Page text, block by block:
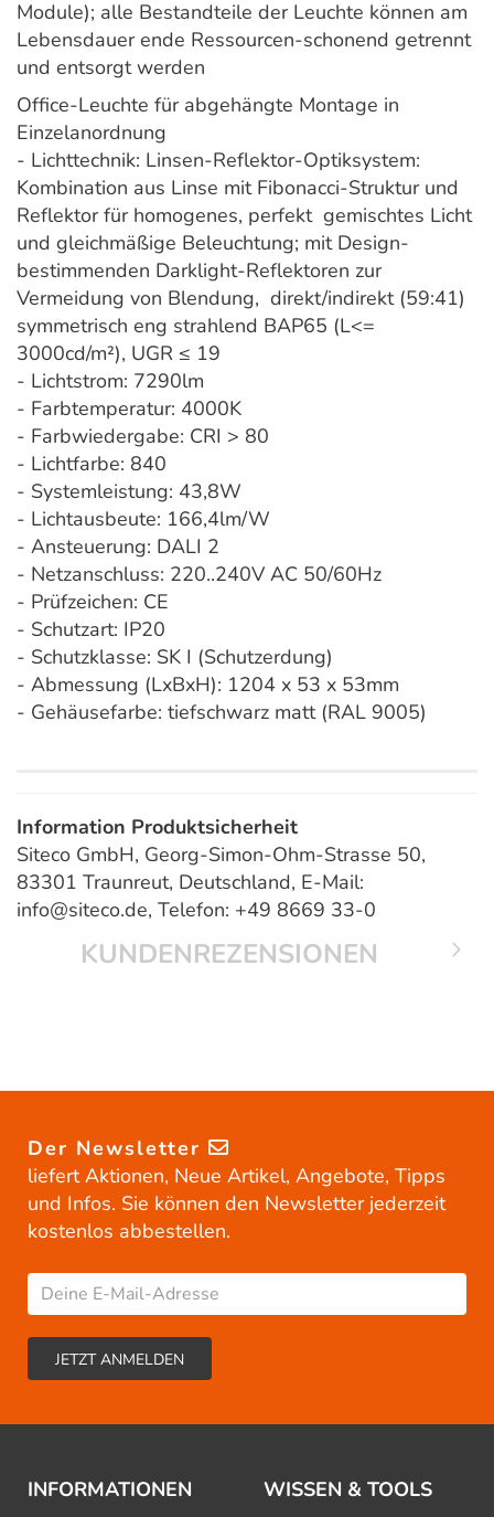
Module); alle Bestandteile der Leuchte können am
Lebensdauer ende Ressourcen-schonend getrennt
und entsorgt werden
Office-Leuchte für abgehängte Montage in
Einzelanordnung
- Lichttechnik: Linsen-Reflektor-Optiksystem:
Kombination aus Linse mit Fibonacci-Struktur und
Reflektor für homogenes, perfekt gemischtes Licht
und gleichmäßige Beleuchtung; mit Design-
bestimmenden Darklight-Reflektoren zur
Vermeidung von Blendung, direkt/indirekt (59:41)
symmetrisch eng strahlend BAP65 (L<=
3000cd/m²), UGR ≤ 19
- Lichtstrom: 7290lm
- Farbtemperatur: 4000K
- Farbwiedergabe: CRI > 80
- Lichtfarbe: 840
- Systemleistung: 43,8W
- Lichtausbeute: 166,4lm/W
- Ansteuerung: DALI 2
- Netzanschluss: 220..240V AC 50/60Hz
- Prüfzeichen: CE
- Schutzart: IP20
- Schutzklasse: SK I (Schutzerdung)
- Abmessung (LxBxH): 1204 x 53 x 53mm
- Gehäusefarbe: tiefschwarz matt (RAL 9005)
Information Produktsicherheit
Siteco GmbH, Georg-Simon-Ohm-Strasse 50,
83301 Traunreut, Deutschland, E-Mail:
info@siteco.de, Telefon: +49 8669 33-0
KUNDENREZENSIONEN
Der Newsletter
liefert Aktionen, Neue Artikel, Angebote, Tipps
und Infos. Sie können den Newsletter jederzeit
kostenlos abbestellen.
INFORMATIONEN WISSEN & TOOLS